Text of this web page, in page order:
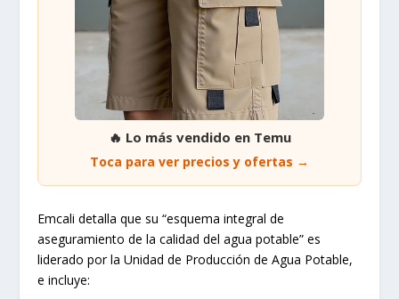
🔥 Lo más vendido en Temu
Toca para ver precios y ofertas →
Emcali detalla que su “esquema integral de
aseguramiento de la calidad del agua potable” es
liderado por la Unidad de Producción de Agua Potable,
e incluye: